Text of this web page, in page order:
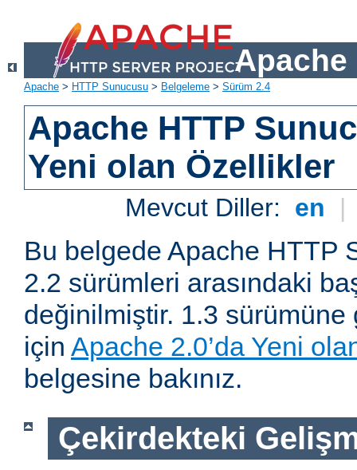
Apache
Apache > HTTP Sunucusu > Belgeleme > Sürüm 2.4
Apache HTTP
Yeni olan Özellikler
Mevcut Diller: en |
Bu belgede Apache HTTP
2.2 sürümleri arasındaki
değinilmiştir. 1.3
için Apache 2.0’da Yeni
belgesine bakınız.
Çekirdekteki